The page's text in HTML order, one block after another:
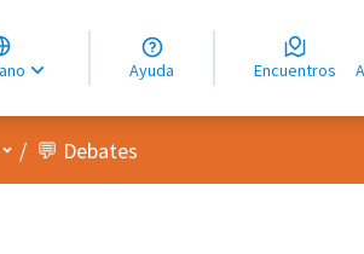
language
Choisir la langue
Elegir el idioma
Ayuda Encuentros
Menú de usuario
/ 💬 Debates